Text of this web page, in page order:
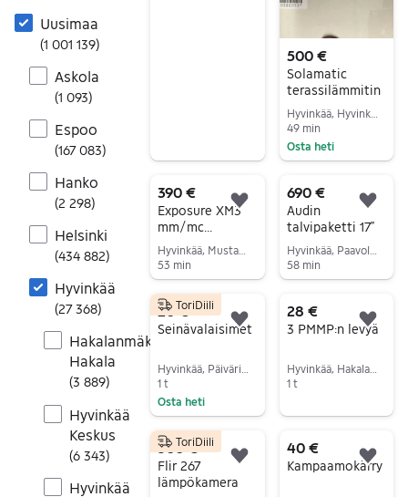
Uusimaa
(1 001 139)
Askola
(1 093)
Espoo
(167 083)
Hanko
(2 298)
Helsinki
(434 882)
Hyvinkää
(27 368)
Hakalanmäki-
Hakala
(3 889)
Hyvinkää
Keskus
(6 343)
Hyvinkää
500 €
Solamatic
terassilämmitin
Hyvinkää, Hyvinkää Keskus, Uusimaa
49 min
Osta heti
390 €
Exposure XM3
mm/mc
esivahvistin
vinyylisoittimell
e
53 min
Lisää suosikiksi.
690 €
Audin
talvipaketti 17”
58 min
20 €
Seinävalaisimet
1 t
Osta heti
ToriDiili
Lisää suosikiksi.
28 €
3 PMMP:n levyä
Hyvinkää, Hakalanmäki-Hakala, Uusimaa
1 t
300 €
Flir 267
lämpökamera
ToriDiili
Lisää suosikiksi.
40 €
Kampaamokärry